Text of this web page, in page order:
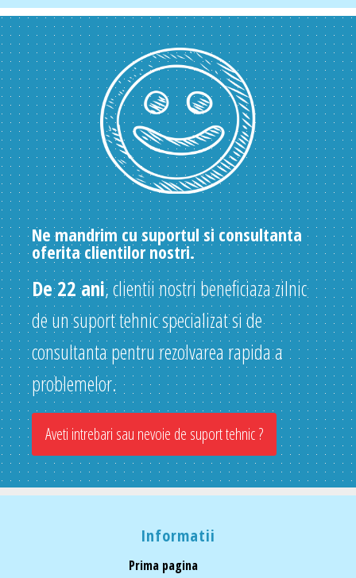
Ne mandrim cu suportul si consultanta
oferita clientilor nostri.
De 22 ani, clientii nostri beneficiaza zilnic
de un suport tehnic specializat si de
consultanta pentru rezolvarea rapida a
problemelor.
Aveti intrebari sau nevoie de suport tehnic ?
Informatii
Prima pagina